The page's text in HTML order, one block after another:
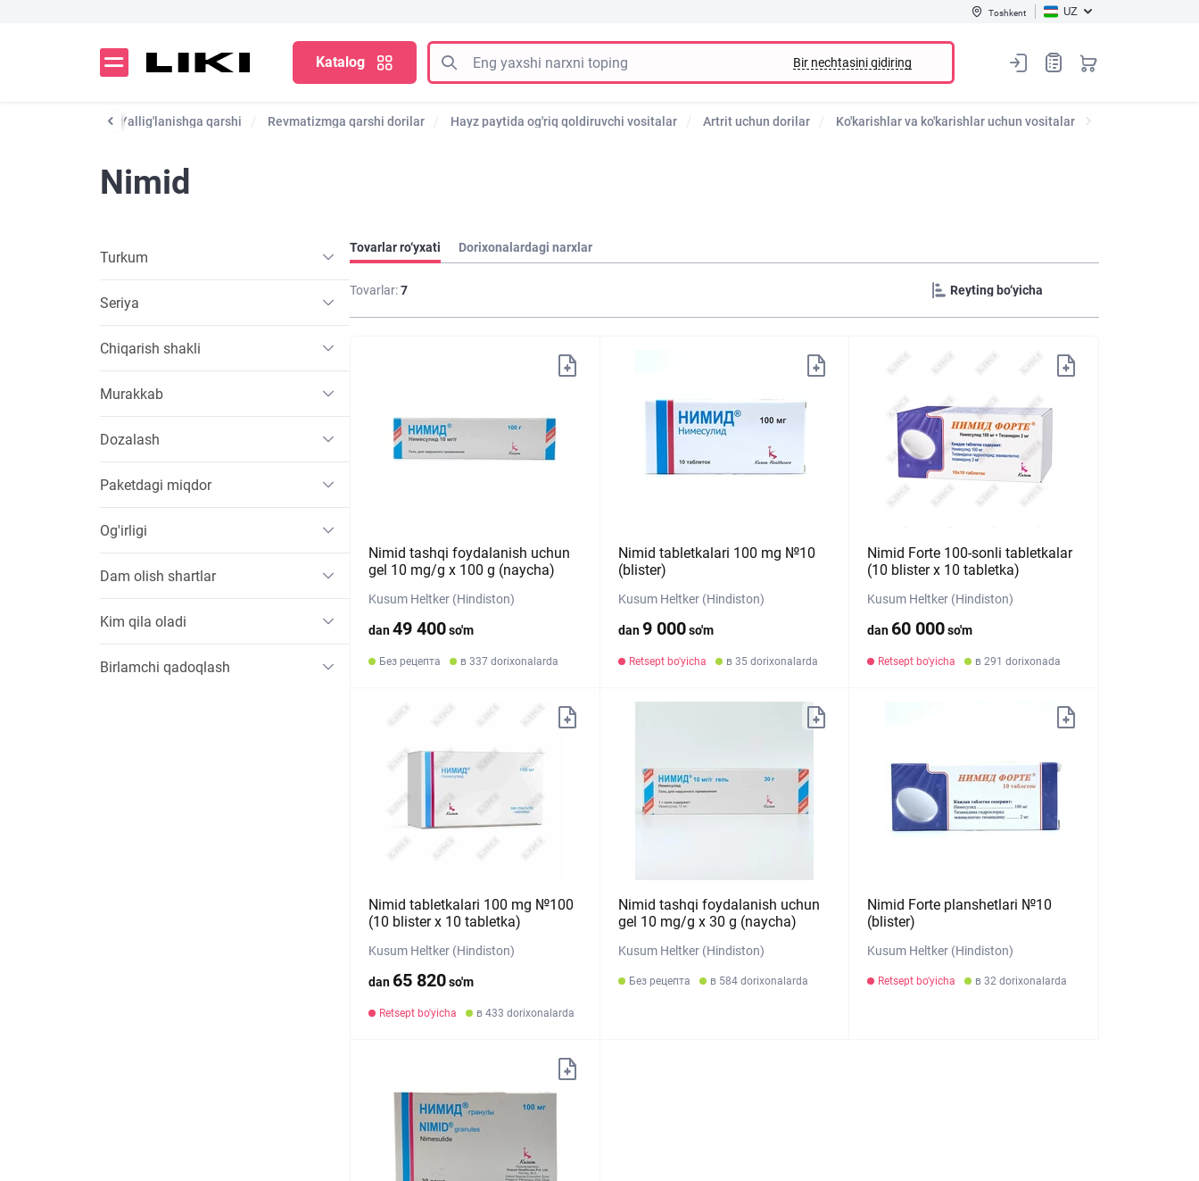
Toshkent UZ
Katalog Bir nechtasini qidiring
Yallig'lanishga qarshi Revmatizmga qarshi dorilar Hayz paytida og'riq qoldiruvchi vositalar Artrit uchun dorilar Ko'karishlar va ko'karishlar uchun vositalar
Nimid
Turkum
Seriya
Chiqarish shakli
Murakkab
Dozalash
Paketdagi miqdor
Og'irligi
Dam olish shartlar
Kim qila oladi
Birlamchi qadoqlash
Tovarlar ro‘yxati Dorixonalardagi narxlar
Tovarlar:7
Nimid tashqi foydalanish uchun
gel 10 mg/g x 100 g (naycha)
Kusum Heltker (Hindiston)
dan49 400so'm
Без рецепта в 337 dorixonalarda
Nimid tabletkalari 100 mg №10
(blister)
Kusum Heltker (Hindiston)
dan9 000so'm
Retsept bo'yicha в 35 dorixonalarda
Nimid Forte 100-sonli tabletkalar
(10 blister х 10 tabletka)
Kusum Heltker (Hindiston)
dan 60 000so'm
Retsept bo'yicha в 291 dorixonada
Nimid tabletkalari 100 mg №100
(10 blister х 10 tabletka)
Kusum Heltker (Hindiston)
dan 65 820so'm
Retsept bo'yicha в 433 dorixonalarda
Nimid tashqi foydalanish uchun
gel 10 mg/g x 30 g (naycha)
Kusum Heltker (Hindiston)
Без рецепта в 584 dorixonalarda
Nimid Forte planshetlari №10
(blister)
Kusum Heltker (Hindiston)
Retsept bo'yicha в 32 dorixonalarda